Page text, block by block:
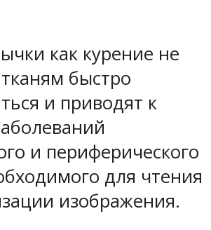
как курение не
быстро
и приводят к
и периферического
для чтения
изображения.